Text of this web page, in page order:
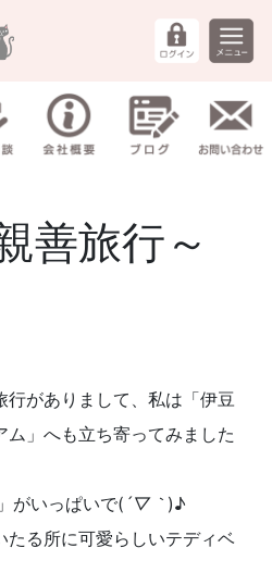
善旅行～
行がありまして、私は「伊豆
ム」へも立ち寄ってみました
がいっぱいで( ´▽｀ )♪
たる所に可愛らしいテディベ